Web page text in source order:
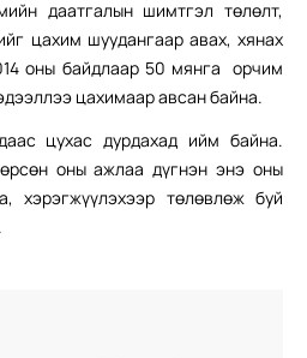
даатгалын шимтгэл төлөлт,
цахим шуудангаар авах, хянах
оны байдлаар 50 мянга орчим
цахимаар авсан байна.
цухас дурдахад ийм байна.
оны ажлаа дүгнэн энэ оны
хэрэгжүүлэхээр төлөвлөж буй